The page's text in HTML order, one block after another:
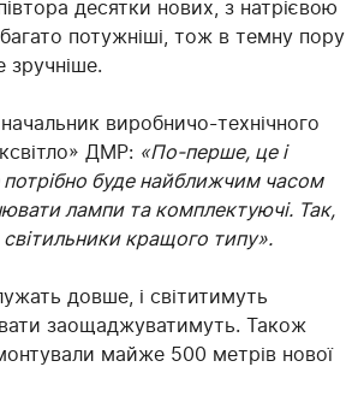
півтора десятки нових, з натрієвою
потужніші, тож в темну пору
виробничо-технічного
ДМР: «По-перше, це і
потрібно буде найближчим часом
лампи та комплектуючі. Так,
світильники кращого типу».
довше, і світитимуть
заощаджуватимуть. Також
майже 500 метрів нової